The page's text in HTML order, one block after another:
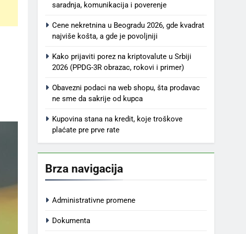
saradnja, komunikacija i poverenje
Cene nekretnina u Beogradu 2026, gde kvadrat
najviše košta, a gde je povoljniji
Kako prijaviti porez na kriptovalute u Srbiji
2026 (PPDG-3R obrazac, rokovi i primer)
Obavezni podaci na web shopu, šta prodavac
ne sme da sakrije od kupca
Kupovina stana na kredit, koje troškove
plaćate pre prve rate
Brza navigacija
Administrativne promene
Dokumenta